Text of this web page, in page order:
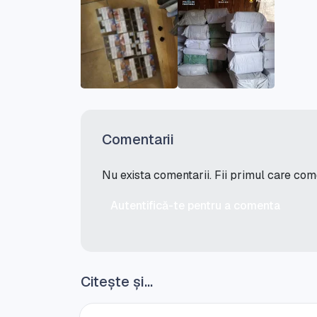
Comentarii
Nu exista comentarii. Fii primul care
Citește și...